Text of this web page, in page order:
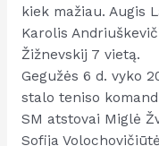
kiek mažiau. Augis
Karolis
Žižnevskij 7 vietą.
Gegužės 6 d. vyko
stalo teniso
SM atstovai Miglė
Sofija